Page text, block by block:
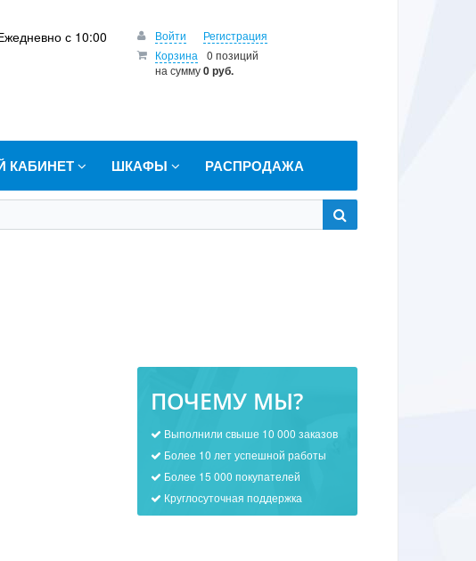
с 10:00
Войти
Регистрация
Корзина
0 позиций
на сумму0 руб.
КАБИНЕТ ШКАФЫ РАСПРОДАЖА
ПОЧЕМУ МЫ?
Выполнили свыше 10 000 заказов
Более 10 лет успешной работы
Более 15 000 покупателей
Круглосуточная поддержка